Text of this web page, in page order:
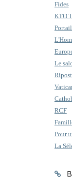
Fides
KTO
Le
RCF
Pour
La